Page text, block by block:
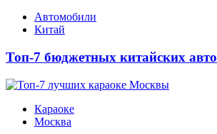
Автомобили
Китай
Топ-7 бюджетных китайских авто
Караоке
Москва